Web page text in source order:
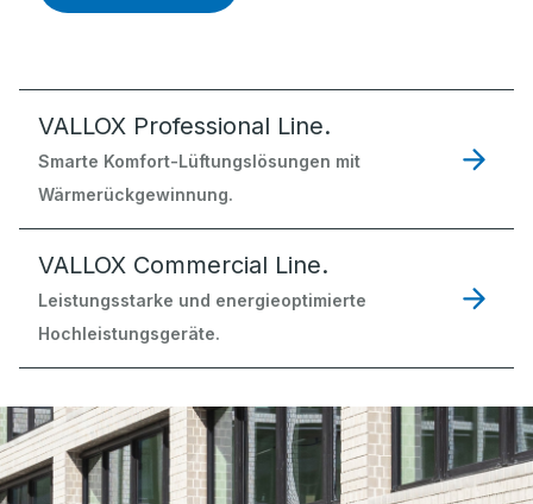
VALLOX Professional Line.
Smarte Komfort-Lüftungslösungen mit
Wärmerückgewinnung.
VALLOX Commercial Line.
Leistungsstarke und energieoptimierte
Hochleistungsgeräte.